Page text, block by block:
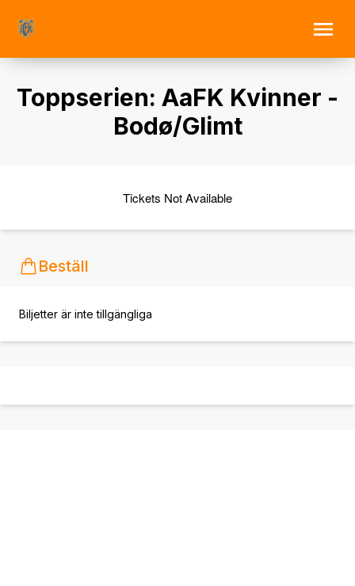
Toppserien: AaFK Kvinner -
Bodø/Glimt
Tickets Not Available
Beställ
Biljetter är inte tillgängliga